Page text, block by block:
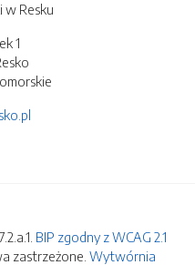
w Resku
1
BIP zgodny z WCAG 2.1
zastrzeżone. Wytwórnia